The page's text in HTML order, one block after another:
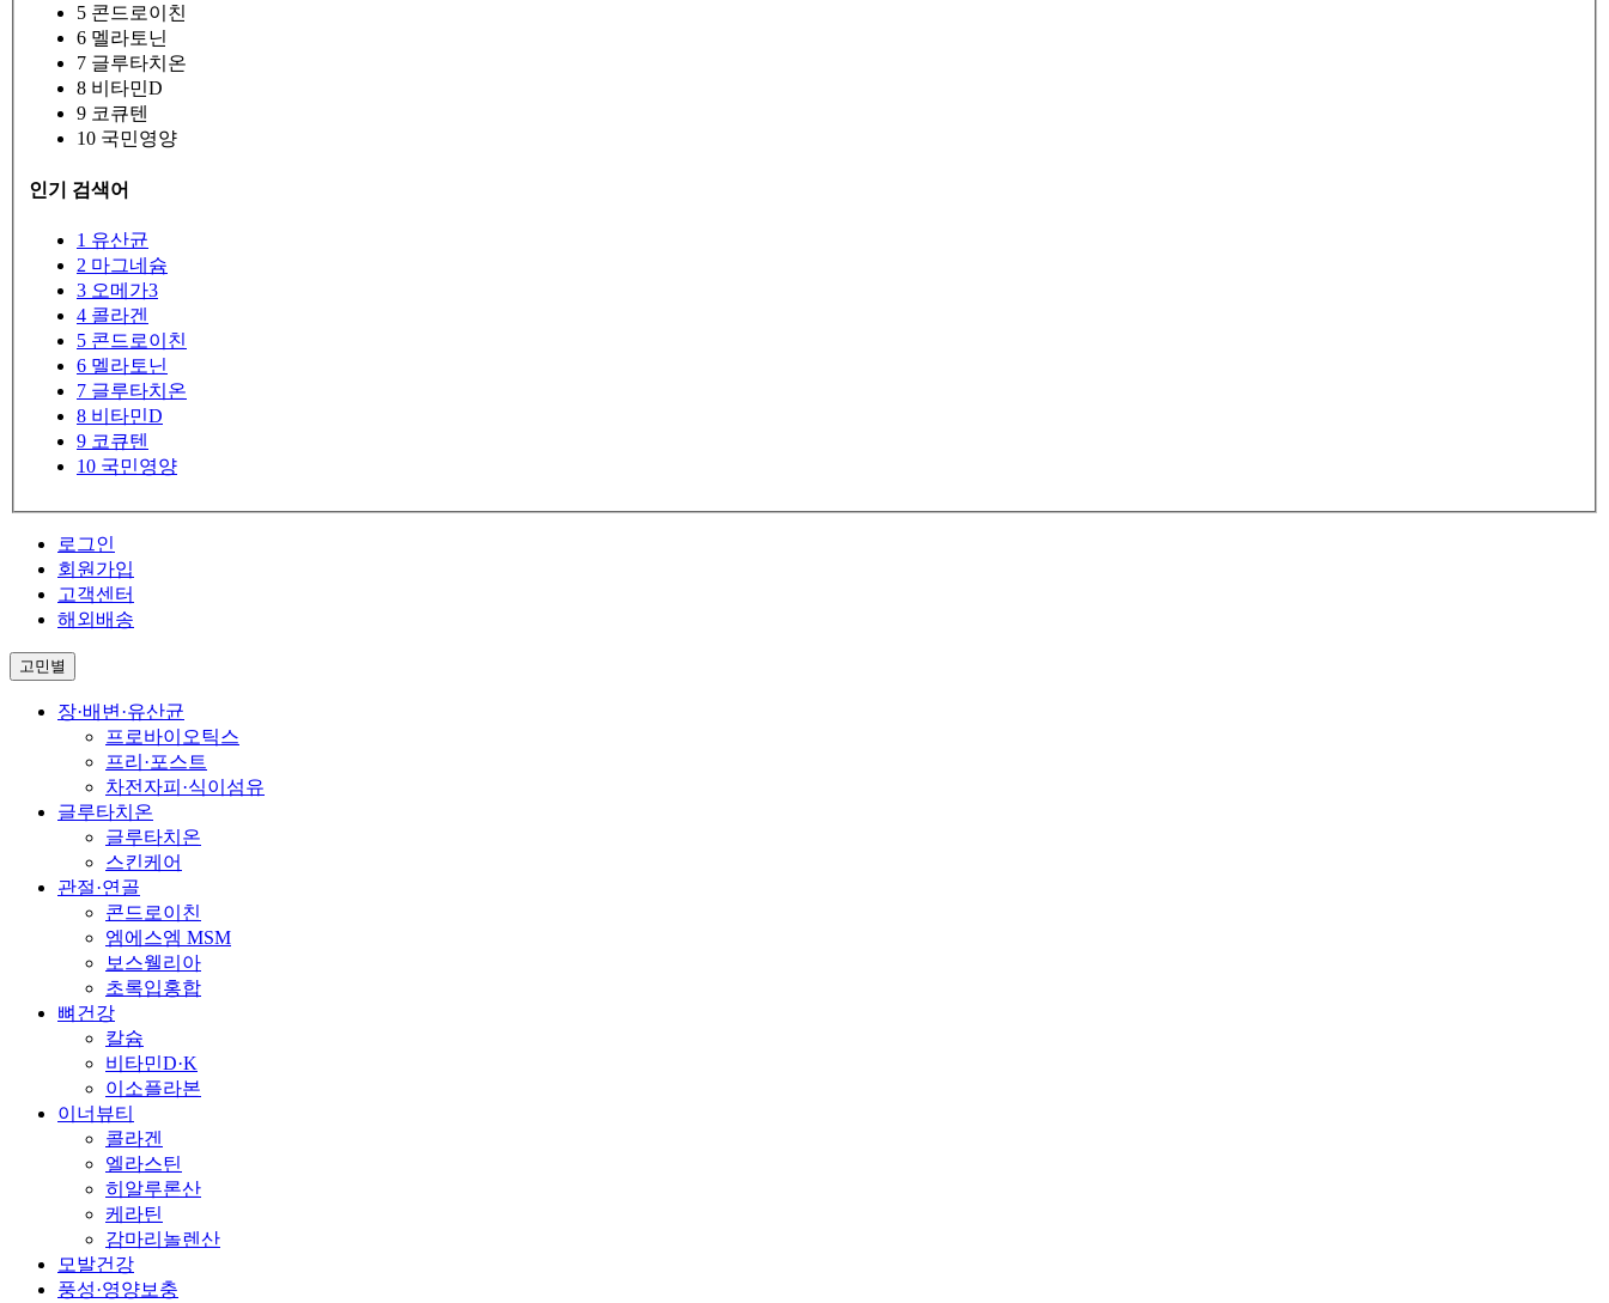
5 콘드로이친
6 멜라토닌
7 글루타치온
8 비타민D
9 코큐텐
10 국민영양
인기 검색어
1 유산균
2 마그네슘
3 오메가3
4 콜라겐
5 콘드로이친
6 멜라토닌
7 글루타치온
8 비타민D
9 코큐텐
10 국민영양
로그인
회원가입
고객센터
해외배송
고민별
장·배변·유산균
프로바이오틱스
프리·포스트
차전자피·식이섬유
글루타치온
글루타치온
스킨케어
관절·연골
콘드로이친
엠에스엠 MSM
보스웰리아
초록입홍합
뼈건강
칼슘
비타민D·K
이소플라본
이너뷰티
콜라겐
엘라스틴
히알루론산
케라틴
감마리놀렌산
모발건강
풍성·영양보충